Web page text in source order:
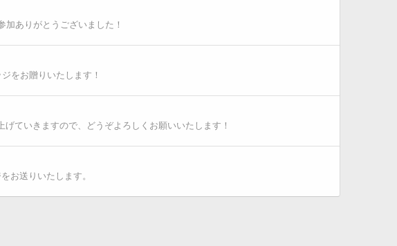
ありがとうございました！
をお贈りいたします！
ていきますので、どうぞよろしくお願いいたします！
お送りいたします。